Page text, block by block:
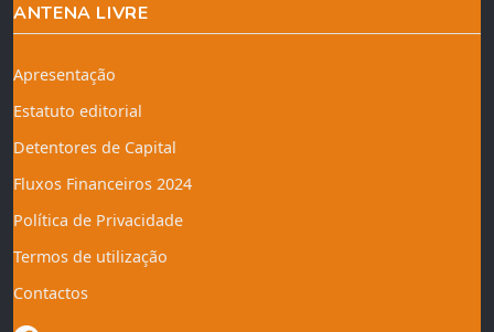
ANTENA LIVRE
Apresentação
Estatuto editorial
Detentores de Capital
Fluxos Financeiros 2024
Política de Privacidade
Termos de utilização
Contactos